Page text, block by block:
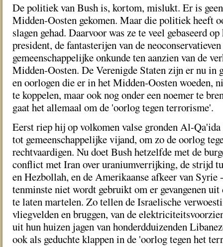
De politiek van Bush is, kortom, mislukt. Er is
Midden-Oosten gekomen. Maar die politiek heeft
slagen gehad. Daarvoor was ze te veel gebaseerd
president, de fantasterijen van de
gemeenschappelijke onkunde ten aanzien van de
Midden-Oosten. De Verenigde Staten zijn er nu in
en oorlogen die er in het Midden-Oosten woeden,
te koppelen, maar ook nog onder een noemer te
gaat het allemaal om de 'oorlog tegen terrorisme'.
Eerst riep hij op volkomen valse gronden Al-Qa'ida
tot gemeenschappelijke vijand, om zo de oorlog
rechtvaardigen. Nu doet Bush hetzelfde met de
conflict met Iran over uraniumverrijking, de strijd
en Hezbollah, en de Amerikaanse afkeer van Syrie
tenminste niet wordt gebruikt om er gevangenen uit
te laten martelen. Zo tellen de Israelische
vliegvelden en bruggen, van de
uit hun huizen jagen van honderdduizenden
ook als geduchte klappen in de 'oorlog tegen het